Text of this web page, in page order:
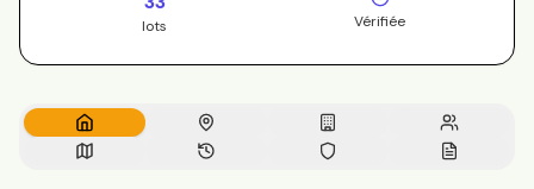
lots Vérifiée